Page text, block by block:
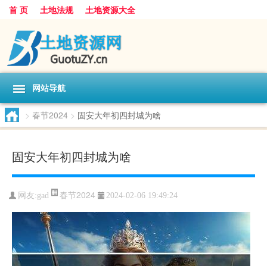
首 页 土地法规 土地资源大全
网站导航
> 春节2024 > 固安大年初四封城为啥
固安大年初四封城为啥
网友:gad 春节2024 2024-02-06 19:49:24